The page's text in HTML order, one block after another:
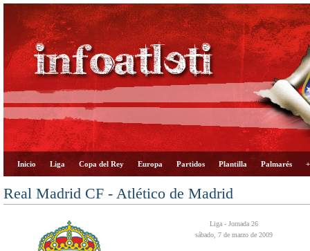
Inicio Liga Copa del Rey Europa Partidos Plantilla Palmarés
Real Madrid CF - Atlético de Madrid
Liga - Jornada 26
sábado, 7 de marzo de 2009